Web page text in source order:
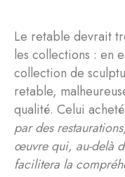
Le retable devrait
les collections : en
collection de
retable,
qualité. Celui
par des
œuvre qui, au-delà
facilitera la